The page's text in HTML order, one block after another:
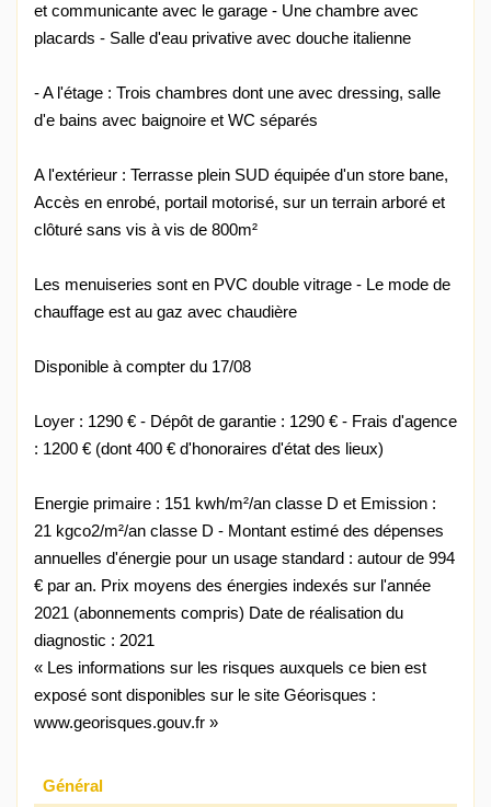
et communicante avec le garage - Une chambre avec
placards - Salle d'eau privative avec douche italienne
- A l'étage : Trois chambres dont une avec dressing, salle
d'e bains avec baignoire et WC séparés
A l'extérieur : Terrasse plein SUD équipée d'un store bane,
Accès en enrobé, portail motorisé, sur un terrain arboré et
clôturé sans vis à vis de 800m²
Les menuiseries sont en PVC double vitrage - Le mode de
chauffage est au gaz avec chaudière
Disponible à compter du 17/08
Loyer : 1290 € - Dépôt de garantie : 1290 € - Frais d'agence
: 1200 € (dont 400 € d'honoraires d'état des lieux)
Energie primaire : 151 kwh/m²/an classe D et Emission :
21 kgco2/m²/an classe D - Montant estimé des dépenses
annuelles d'énergie pour un usage standard : autour de 994
€ par an. Prix moyens des énergies indexés sur l'année
2021 (abonnements compris) Date de réalisation du
diagnostic : 2021
« Les informations sur les risques auxquels ce bien est
exposé sont disponibles sur le site Géorisques :
www.georisques.gouv.fr »
Général